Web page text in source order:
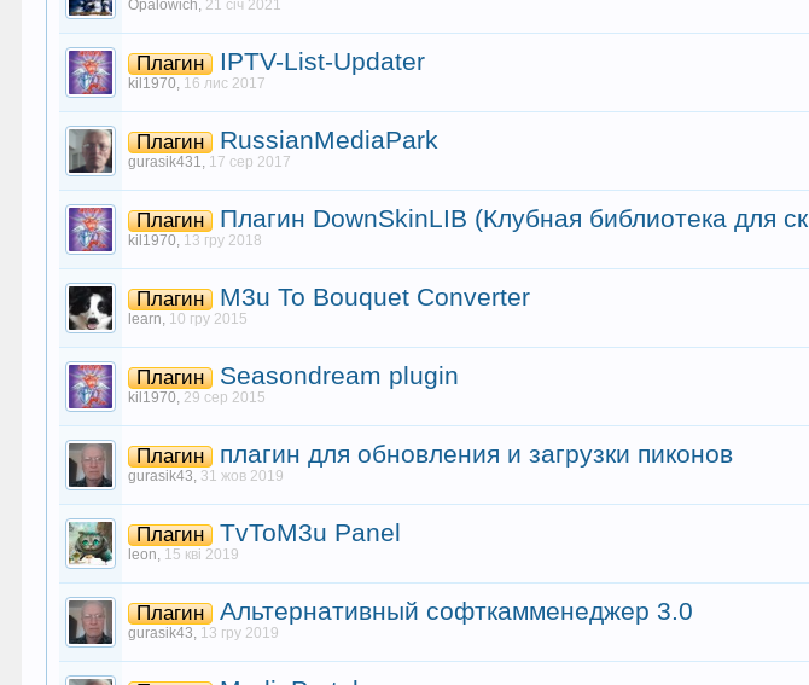
Opalowich, 21 січ 2021
Плагин IPTV-List-Updater
kil1970, 16 лис 2017
Плагин RussianMediaPark
gurasik431, 17 сер 2017
Плагин Плагин DownSkinLIB (Клубная библиотека для
kil1970, 13 гру 2018
Плагин M3u To Bouquet Converter
learn, 10 гру 2015
Плагин Seasondream plugin
kil1970, 29 сер 2015
Плагин плагин для обновления и загрузки пиконов
gurasik43, 31 жов 2019
Плагин TvToM3u Panel
leon, 15 кві 2019
Плагин Альтернативный софткамменеджер 3.0
gurasik43, 13 гру 2019